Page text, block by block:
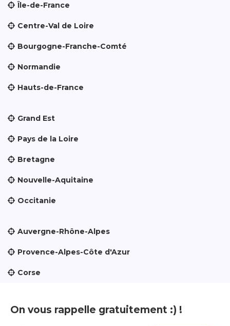
Île-de-France
Centre-Val de Loire
Bourgogne-Franche-Comté
Normandie
Hauts-de-France
Grand Est
Pays de la Loire
Bretagne
Nouvelle-Aquitaine
Occitanie
Auvergne-Rhône-Alpes
Provence-Alpes-Côte d'Azur
Corse
On vous rappelle gratuitement :) !